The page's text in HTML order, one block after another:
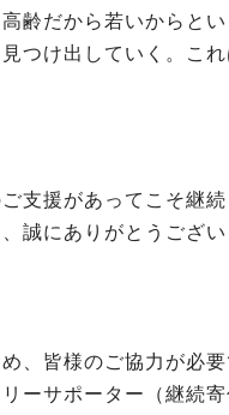
齢だから若いからと
つけ出していく。こ
支援があってこそ継
誠にありがとうござい
、皆様のご協力が必要
ーサポーター（継続